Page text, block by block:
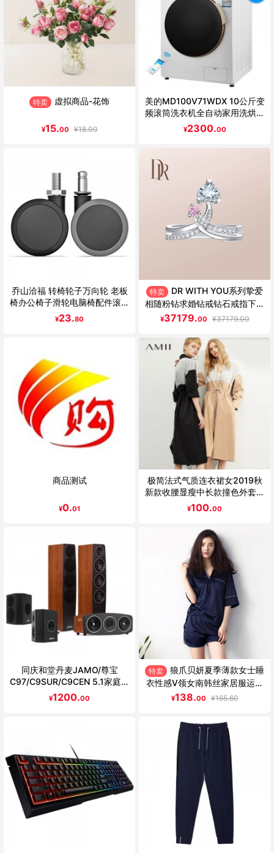
特卖 虚拟商品-花饰
¥15.00 ¥18.00
美的MD100V71WDX 10公斤变
频滚筒洗衣机全自动家用洗烘一
体
¥2300.00
乔山洽福 转椅轮子万向轮 老板
椅办公椅子滑轮电脑椅配件滚轮
脚轮轱辘 静音灵活不伤地板质
保三年下单备注安装方式
¥23.80
特卖
DR WITH YOU系列挚爱
相随粉钻求婚钻戒钻石戒指下单
请咨询客服
¥37179.00 ¥37179.00
商品测试
¥0.01
极简法式气质连衣裙女2019秋
新款收腰显瘦中长款撞色外套裙
子
¥100.00
同庆和堂丹麦JAMO/尊宝
C97/C9SUR/C9CEN 5.1家庭影
院音响套装 家用音箱
¥1200.00
特卖
狼爪贝妍夏季薄款女士睡
衣性感V领女南韩丝家居服运动
可外穿中袖套装
¥138.00 ¥165.60